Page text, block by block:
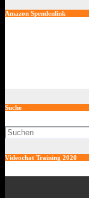
Amazon Spendenlink
Suche
Videochat Training 2020